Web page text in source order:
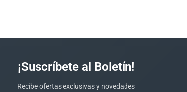
¡Suscríbete al Boletín!
Recibe ofertas exclusivas y novedades